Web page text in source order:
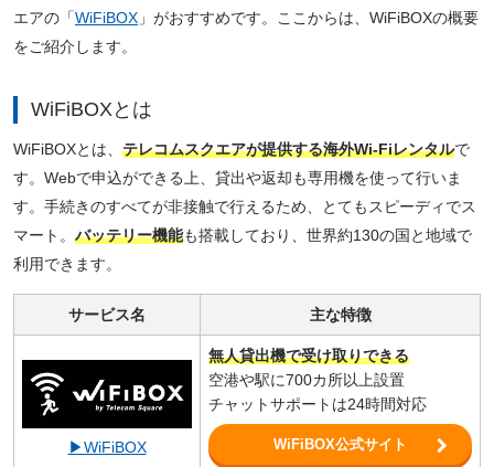
エアの「WiFiBOX 」がおすすめです。ここからは、WiFiBOXの概要
をご紹介します。
WiFiBOXとは
WiFiBOXとは、 テレコムスクエアが提供する海外Wi-Fiレンタルで
す。Webで申込ができる上、貸出や返却も専用機を使って行いま
す。手続きのすべてが非接触で行えるため、とてもスピーディでス
マート。 バッテリー機能も搭載しており、世界約130の国と地域で
利用できます。
サービス名 主な特徴
▶WiFiBOX
無人貸出機で受け取りできる
空港や駅に700カ所以上設置
チャットサポートは24時間対応
WiFiBOX公式サイト